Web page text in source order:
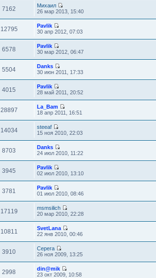
7162
Михаил
26 мар 2013, 15:40
12795
Pavlik
30 апр 2012, 07:03
6578
Pavlik
30 мар 2012, 06:47
5504
Danks
30 июн 2011, 17:33
4015
Pavlik
28 май 2011, 20:52
28897
La_Bam
18 апр 2011, 16:51
14034
steeaf
15 ноя 2010, 22:03
8703
Danks
24 июл 2010, 11:22
3945
Pavlik
02 июл 2010, 13:10
3781
Pavlik
01 июл 2010, 08:46
17119
msmsilich
20 мар 2010, 22:28
10811
SvetLana
22 янв 2010, 00:46
3910
Серега
26 ноя 2009, 13:25
2998
din@mik
23 окт 2009, 10:58